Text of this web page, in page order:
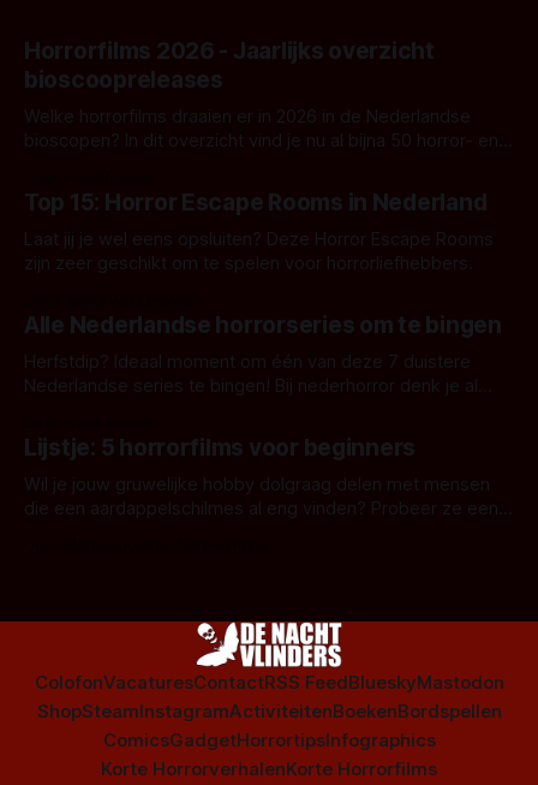
Horrorfilms 2026 - Jaarlijks overzicht
bioscoopreleases
Welke horrorfilms draaien er in 2026 in de Nederlandse
bioscopen? In dit overzicht vind je nu al bijna 50 horror- en
Top 15: Horror Escape Rooms in Nederland
Laat jij je wel eens opsluiten? Deze Horror Escape Rooms
zijn zeer geschikt om te spelen voor horrorliefhebbers.
Alle Nederlandse horrorseries om te bingen
Herfstdip? Ideaal moment om één van deze 7 duistere
Nederlandse series te bingen! Bij nederhorror denk je al
Amsterdamned of The Johnsons. Maar Nederlandse horror
is niet beperkt tot films. Hier een aantal Nederlandse tv-
series uit het duistere of horrorgenre. Als
Lijstje: 5 horrorfilms voor beginners
Wil je jouw gruwelijke hobby dolgraag delen met mensen
die een aardappelschilmes al eng vinden? Probeer ze eens
ColofonVacaturesContactRSS FeedBlueskyMastodon
ShopSteamInstagramActiviteitenBoekenBordspellen
ComicsGadgetHorrortipsInfographics
Korte HorrorverhalenKorte Horrorfilms